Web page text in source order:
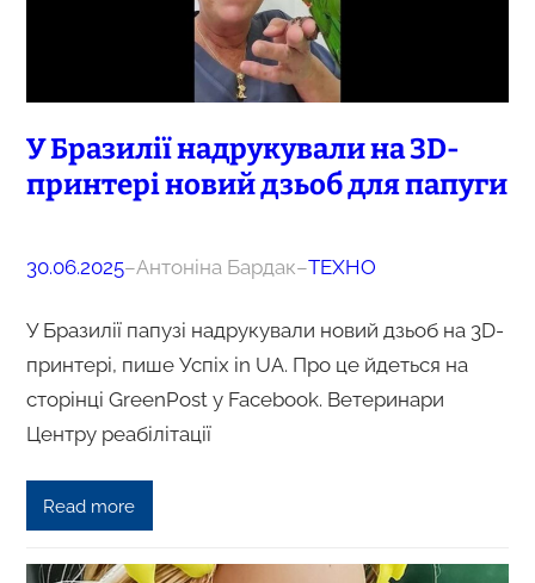
У Бразилії надрукували на 3D-
принтері новий дзьоб для папуги
30.06.2025–Антоніна Бардак–ТЕХНО
У Бразилії папузі надрукували новий дзьоб на 3D-
принтері, пише Успіх in UA. Про це йдеться на
сторінці GreenPost у Facebook. Ветеринари
Центру реабілітації
Read more